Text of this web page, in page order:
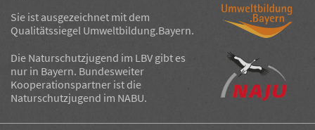
Sie ist ausgezeichnet mit dem
Qualitätssiegel Umweltbildung.Bayern.
Die Naturschutzjugend im LBV gibt es
nur in Bayern. Bundesweiter
Kooperationspartner ist die
Naturschutzjugend im NABU.